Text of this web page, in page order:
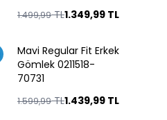
1.499,99TL1.349,99 TL
%10
Mavi Regular Fit Erkek
Gömlek 0211518-
70731
1.599,99TL1.439,99 TL